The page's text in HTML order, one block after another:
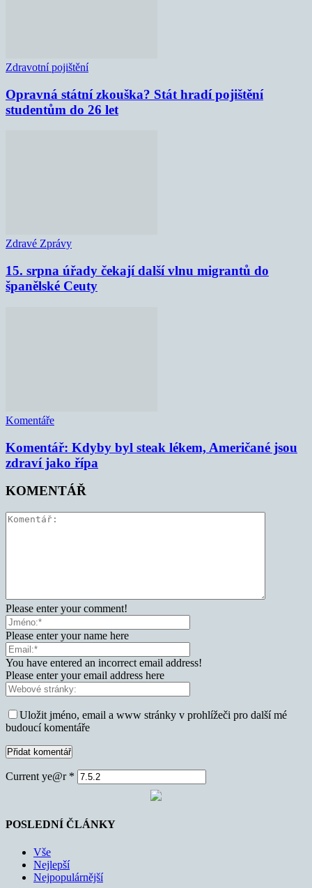
Zdravotní pojištění
Opravná státní zkouška? Stát hradí pojištění
studentům do 26 let
Zdravé Zprávy
15. srpna úřady čekají další vlnu migrantů do
španělské Ceuty
Komentáře
Komentář: Kdyby byl steak lékem, Američané jsou
zdraví jako řípa
KOMENTÁŘ
Please enter your comment!
Please enter your name here
You have entered an incorrect email address!
Please enter your email address here
Uložit jméno, email a www stránky v prohlížeči pro další mé
budoucí komentáře
Current ye@r *
POSLEDNÍ ČLÁNKY
Vše
Nejlepší
Nejpopulárnější